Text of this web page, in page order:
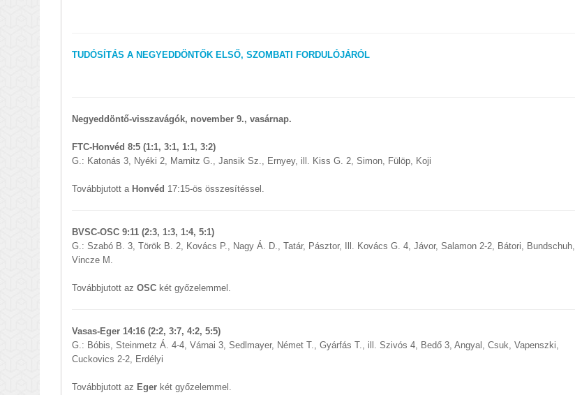
TUDÓSÍTÁS A NEGYEDDÖNTŐK ELSŐ, SZOMBATI FORDULÓJÁRÓL
Negyeddöntő-visszavágók, november 9., vasárnap.
FTC-Honvéd 8:5 (1:1, 3:1, 1:1, 3:2)
G.: Katonás 3, Nyéki 2, Marnitz G., Jansik Sz., Ernyey, ill. Kiss G. 2, Simon, Fülöp, Koji
Továbbjutott a Honvéd 17:15-ös összesítéssel.
BVSC-OSC 9:11 (2:3, 1:3, 1:4, 5:1)
G.: Szabó B. 3, Török B. 2, Kovács P., Nagy Á. D., Tatár, Pásztor, Ill. Kovács G. 4, Jávor, Salamon 2-2, Bátori, Bundschuh,
Vincze M.
Továbbjutott az OSC két győzelemmel.
Vasas-Eger 14:16 (2:2, 3:7, 4:2, 5:5)
G.: Bóbis, Steinmetz Á. 4-4, Várnai 3, Sedlmayer, Német T., Gyárfás T., ill. Szivós 4, Bedő 3, Angyal, Csuk, Vapenszki,
Cuckovics 2-2, Erdélyi
Továbbjutott az Eger két győzelemmel.